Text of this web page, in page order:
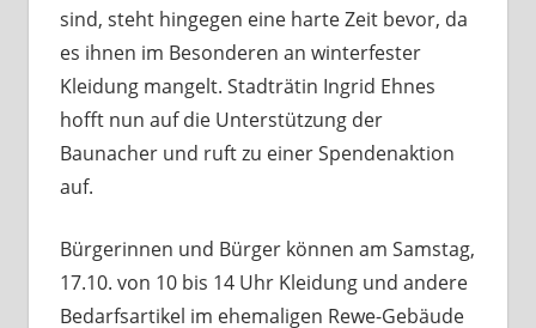
sind, steht hingegen eine harte Zeit bevor, da
es ihnen im Besonderen an winterfester
Kleidung mangelt. Stadträtin Ingrid Ehnes
hofft nun auf die Unterstützung der
Baunacher und ruft zu einer Spendenaktion
auf.
Bürgerinnen und Bürger können am Samstag,
17.10. von 10 bis 14 Uhr Kleidung und andere
Bedarfsartikel im ehemaligen Rewe-Gebäude